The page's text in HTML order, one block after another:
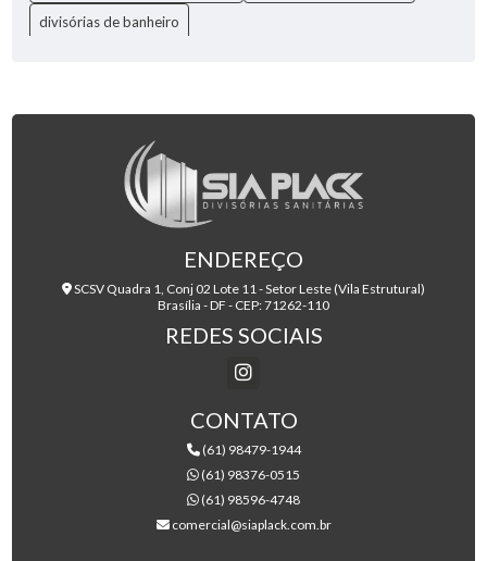
SANITÁRIO: GUIA ESSENCIAL
O GUIA COMPLETO
divisórias de banheiro
ENDEREÇO
SCSV Quadra 1, Conj 02 Lote 11 - Setor Leste (Vila Estrutural)
Brasília - DF - CEP: 71262-110
REDES SOCIAIS
CONTATO
(61) 98479-1944
(61) 98376-0515
(61) 98596-4748
comercial@siaplack.com.br